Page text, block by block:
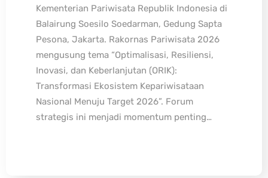
Kementerian Pariwisata Republik Indonesia di
Balairung Soesilo Soedarman, Gedung Sapta
Pesona, Jakarta. Rakornas Pariwisata 2026
mengusung tema “Optimalisasi, Resiliensi,
Inovasi, dan Keberlanjutan (ORIK):
Transformasi Ekosistem Kepariwisataan
Nasional Menuju Target 2026”. Forum
strategis ini menjadi momentum penting…